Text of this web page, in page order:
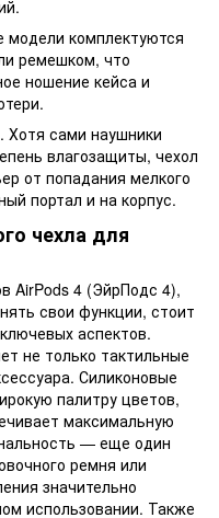
комплектуются
ремешком, что
ношение кейса и
Хотя сами наушники
влагозащиты, чехол
от попадания мелкого
портал и на корпус.
чехла для
AirPods 4 (ЭйрПодс 4),
свои функции, стоит
аспектов.
не только тактильные
Силиконовые
палитру цветов,
максимальную
— еще один
ремня или
значительно
использовании. Также